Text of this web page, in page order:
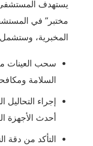
يستهدف المستشفى
مختبر” في
المخبرية،
سحب العينات
السلامة
إجراء التحاليل
أحدث الأجهزة
التأكد من دقة